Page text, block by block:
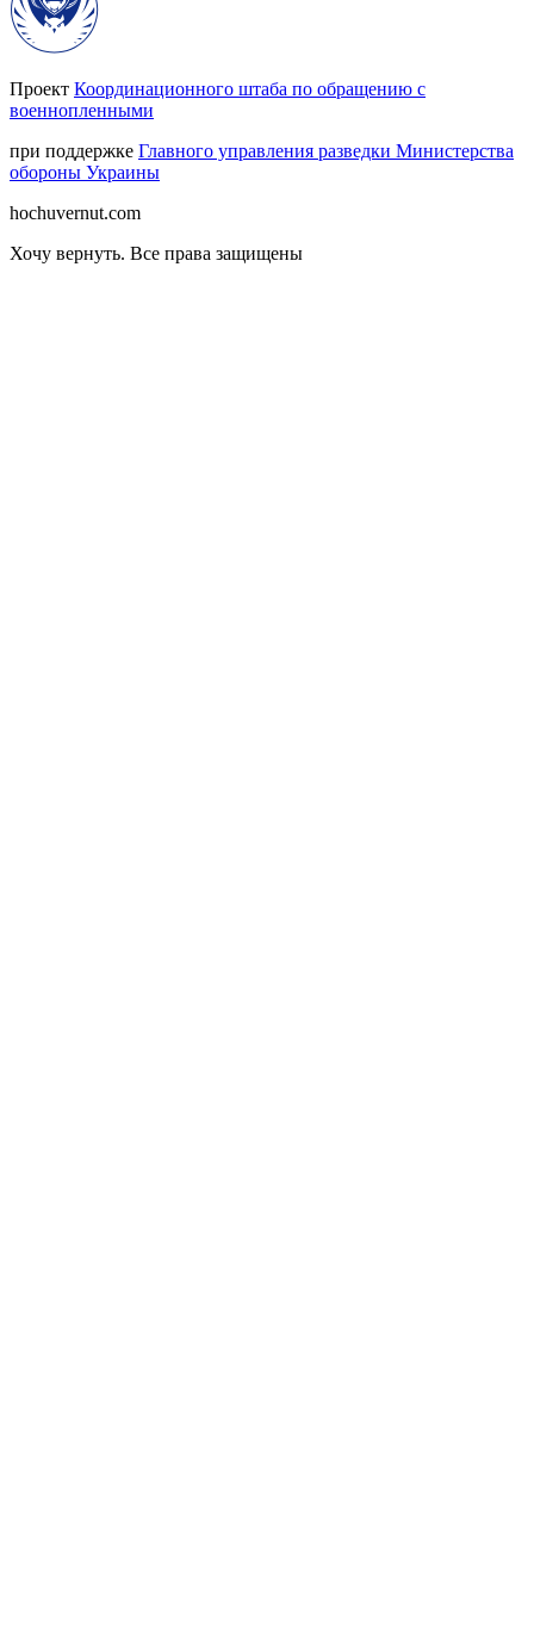
Проект Координационного штаба по обращению с
военнопленными
при поддержке Главного управления разведки Министерства
обороны Украины
hochuvernut.com
Хочу вернуть. Все права защищены